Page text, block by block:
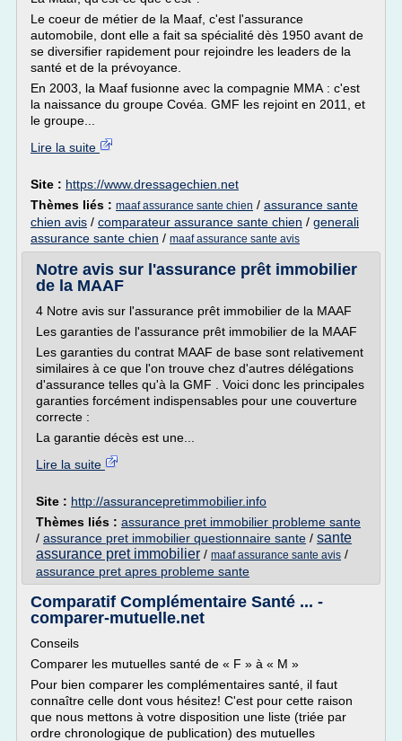
Le coeur de métier de la Maaf, c'est l'assurance
automobile, dont elle a fait sa spécialité dès 1950 avant de
se diversifier rapidement pour rejoindre les leaders de la
santé et de la prévoyance.
En 2003, la Maaf fusionne avec la compagnie MMA : c'est
la naissance du groupe Covéa. GMF les rejoint en 2011, et
le groupe...
Lire la suite
Site : https://www.dressagechien.net
Thèmes liés : maaf assurance sante chien / assurance sante
chien avis / comparateur assurance sante chien / generali
assurance sante chien / maaf assurance sante avis
Notre avis sur l'assurance prêt immobilier
de la MAAF
4 Notre avis sur l'assurance prêt immobilier de la MAAF
Les garanties de l'assurance prêt immobilier de la MAAF
Les garanties du contrat MAAF de base sont relativement
similaires à ce que l'on trouve chez d'autres délégations
d'assurance telles qu'à la GMF . Voici donc les principales
garanties forcément indispensables pour une couverture
correcte :
La garantie décès est une...
Lire la suite
Site : http://assurancepretimmobilier.info
Thèmes liés : assurance pret immobilier probleme sante
/ assurance pret immobilier questionnaire sante / sante
assurance pret immobilier / maaf assurance sante avis /
assurance pret apres probleme sante
Comparatif Complémentaire Santé ... -
comparer-mutuelle.net
Conseils
Comparer les mutuelles santé de « F » à « M »
Pour bien comparer les complémentaires santé, il faut
connaître celle dont vous hésitez! C'est pour cette raison
que nous mettons à votre disposition une liste (triée par
ordre chronologique de publication) des mutuelles